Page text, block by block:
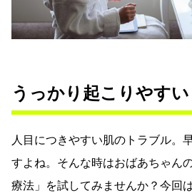
うっかり起こりやす
人目につきやすい肌のトラブル。
すよね。そんな時はおばあちゃん
療法」を試してみませんか？今回